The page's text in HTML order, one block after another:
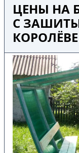
ЦЕНЫ НА
С
КОРОЛЁВЕ